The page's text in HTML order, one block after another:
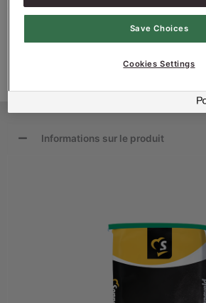
Ralentit le dessèchement et
Informations sur le produit
Save Choices
Cookies Settings